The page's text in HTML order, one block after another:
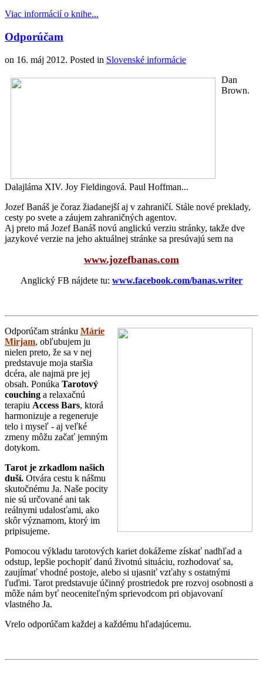
Viac informácií o knihe...
Odporúčam
on 16. máj 2012. Posted in Slovenské informácie
Dan
Brown.
Dalajláma XIV. Joy Fieldingová. Paul Hoffman...
Jozef Banáš je čoraz žiadanejší aj v zahraničí. Stále nové preklady,
cesty po svete a záujem zahraničných agentov.
Aj preto má Jozef Banáš novú anglickú verziu stránky, takže dve
jazykové verzie na jeho aktuálnej stránke sa presúvajú sem na
www.jozefbanas.com
Anglický FB nájdete tu: www.facebook.com/banas.writer
Odporúčam stránku Márie
Mirjam, obľubujem ju
nielen preto, že sa v nej
predstavuje moja staršia
dcéra, ale najmä pre jej
obsah. Ponúka Tarotový
couching a relaxačnú
terapiu Access Bars, ktorá
harmonizuje a regeneruje
telo i myseľ - aj veľké
zmeny môžu začať jemným
dotykom.
Tarot je zrkadlom našich
duší. Otvára cestu k nášmu
skutočnému Ja. Naše pocity
nie sú určované ani tak
reálnymi udalosťami, ako
skôr významom, ktorý im
pripisujeme.
Pomocou výkladu tarotových kariet dokážeme získať nadhľad a
odstup, lepšie pochopiť danú životnú situáciu, rozhodovať sa,
zaujímať vhodné postoje, alebo si ujasniť vzťahy s ostatnými
ľuďmi. Tarot predstavuje účinný prostriedok pre rozvoj osobnosti a
môže nám byť neoceniteľným sprievodcom pri objavovaní
vlastného Ja.
Vrelo odporúčam každej a každému hľadajúcemu.